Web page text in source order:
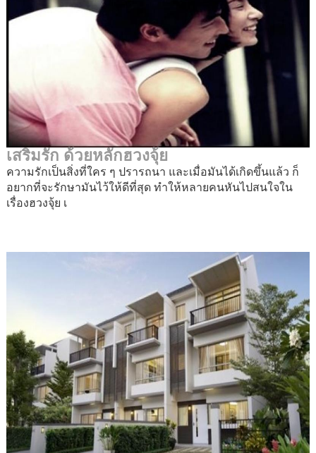
เสริมรัก ด้วยหลักฮวงจุ้ย
ความรักเป็นสิ่งที่ใคร ๆ ปรารถนา และเมื่อมันได้เกิดขึ้นแล้ว ก็
อยากที่จะรักษามันไว้ให้ดีที่สุด ทำให้หลายคนหันไปสนใจใน
เรื่องฮวงจุ้ย เ